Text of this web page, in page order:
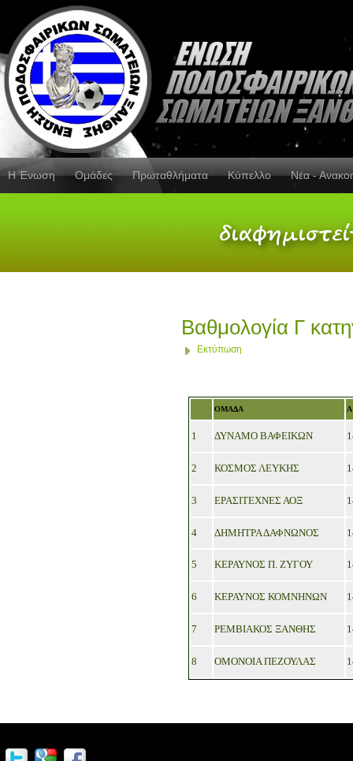
Η Ένωση Ομάδες Πρωταθλήματα Κύπελλο Νέα -
Βαθμολογία Γ
Εκτύπωση
ΟΜΑΔΑ Α
1 ΔΥΝΑΜΟ ΒΑΦΕΙΚΩΝ
2 ΚΟΣΜΟΣ ΛΕΥΚΗΣ
3 ΕΡΑΣΙΤΕΧΝΕΣ ΑΟΞ
4 ΔΗΜΗΤΡΑ ΔΑΦΝΩΝΟΣ
5 ΚΕΡΑΥΝΟΣ Π. ΖΥΓΟΥ
6 ΚΕΡΑΥΝΟΣ ΚΟΜΝΗΝΩΝ
7 ΡΕΜΒΙΑΚΟΣ ΞΑΝΘΗΣ
8 ΟΜΟΝΟΙΑ ΠΕΖΟΥΛΑΣ